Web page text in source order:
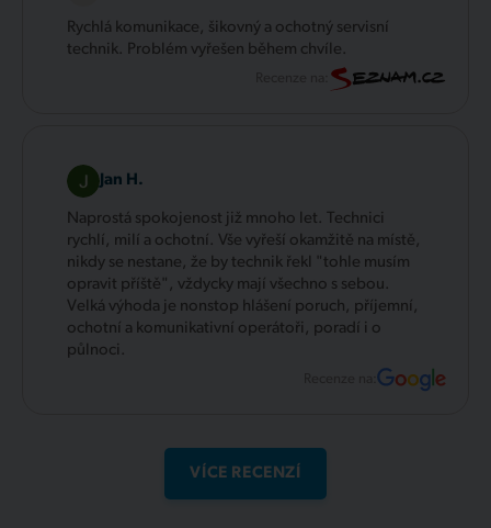
Rychlá komunikace, šikovný a ochotný servisní
technik. Problém vyřešen během chvíle.
Jan H.
Naprostá spokojenost již mnoho let. Technici
rychlí, milí a ochotní. Vše vyřeší okamžitě na místě,
nikdy se nestane, že by technik řekl "tohle musím
opravit příště", vždycky mají všechno s sebou.
Velká výhoda je nonstop hlášení poruch, příjemní,
ochotní a komunikativní operátoři, poradí i o
půlnoci.
Recenze na:
VÍCE RECENZÍ